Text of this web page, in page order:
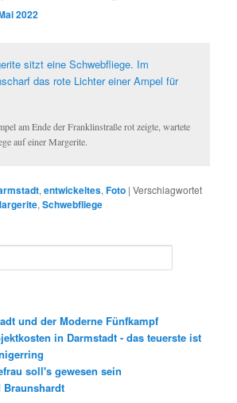
2022
am Ende der Franklinstraße rot zeigte, wartete
auf einer Margerite.
,entwickeltes,Foto |Verschlagwortet
,Schwebfliege
und der Moderne Fünfkampf
in Darmstadt - das teuerste ist
soll's gewesen sein